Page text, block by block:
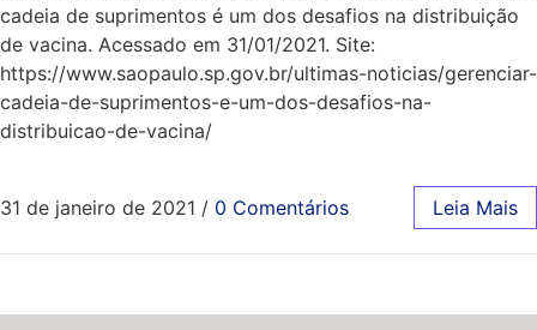
cadeia de suprimentos é um dos desafios na distribuição
de vacina. Acessado em 31/01/2021. Site:
https://www.saopaulo.sp.gov.br/ultimas-noticias/gerenciar-
cadeia-de-suprimentos-e-um-dos-desafios-na-
distribuicao-de-vacina/
31 de janeiro de 2021 / 0 Comentários Leia Mais